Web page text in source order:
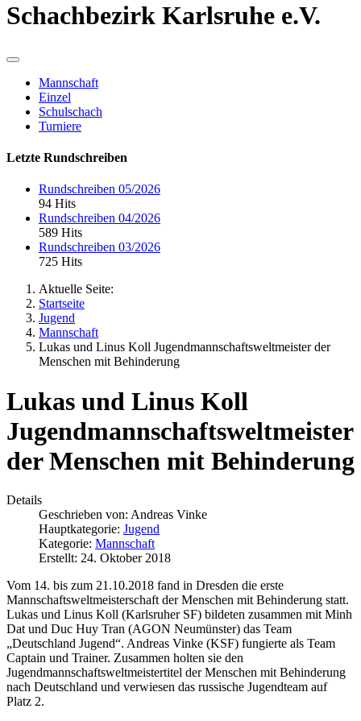
Schachbezirk Karlsruhe e.V.
Mannschaft
Einzel
Schulschach
Turniere
Letzte Rundschreiben
Rundschreiben 05/2026
94 Hits
Rundschreiben 04/2026
589 Hits
Rundschreiben 03/2026
725 Hits
Aktuelle Seite:
Startseite
Jugend
Mannschaft
Lukas und Linus Koll Jugendmannschaftsweltmeister der
Menschen mit Behinderung
Lukas und Linus Koll
Jugendmannschaftsweltmeister
der Menschen mit Behinderung
Details
Geschrieben von: Andreas Vinke
Hauptkategorie: Jugend
Kategorie: Mannschaft
Erstellt: 24. Oktober 2018
Vom 14. bis zum 21.10.2018 fand in Dresden die erste
Mannschaftsweltmeisterschaft der Menschen mit Behinderung statt.
Lukas und Linus Koll (Karlsruher SF) bildeten zusammen mit Minh
Dat und Duc Huy Tran (AGON Neumünster) das Team
„Deutschland Jugend“. Andreas Vinke (KSF) fungierte als Team
Captain und Trainer. Zusammen holten sie den
Jugendmannschaftsweltmeistertitel der Menschen mit Behinderung
nach Deutschland und verwiesen das russische Jugendteam auf
Platz 2.